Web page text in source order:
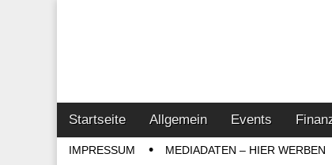
Main
menu
Skip
to
content
Startseite Allgemein Events
SubIMPRESSUM MEDIADATEN – HIER WERBEN